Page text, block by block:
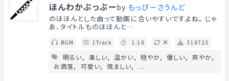
ほんわかぷっぷーby もっぴーさうんど
のほほんとした曲って動画に合いやすいですよね。 じゃ
あ、タイトルものほほんと…
BGM 1Track 1:16 316723
明るい 楽しい 温かい 穏やか 優しい
爽やか
お洒落
可愛い 慎ましい ...